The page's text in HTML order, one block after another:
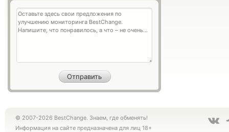
© 2007-2026 BestChange. Знаем, где обменять!
Информация на сайте предназначена для лиц 18+